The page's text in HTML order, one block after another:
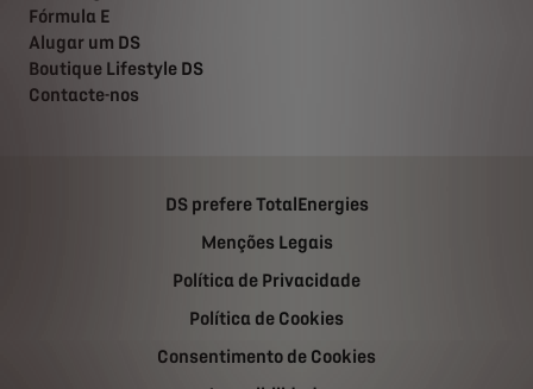
Fórmula E
Alugar um DS
Boutique Lifestyle DS
Contacte-nos
DS prefere TotalEnergies
Menções Legais
Política de Privacidade
Política de Cookies
Consentimento de Cookies